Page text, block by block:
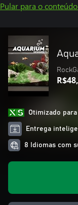
Pular para o
Otimizado
Entrega
8 Idiomas com